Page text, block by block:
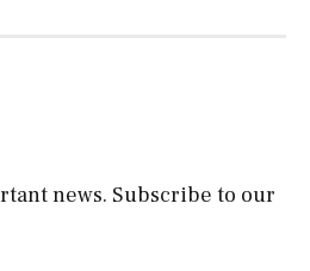
news. Subscribe to our